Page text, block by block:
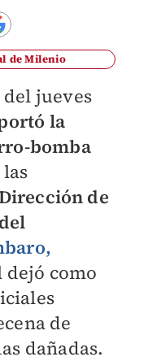
de Milenio
jueves
la
bomba
de
dejó como
de
dañadas.